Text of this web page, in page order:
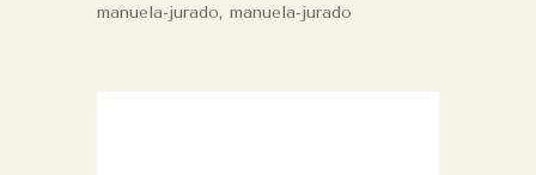
manuela-jurado, manuela-jurado